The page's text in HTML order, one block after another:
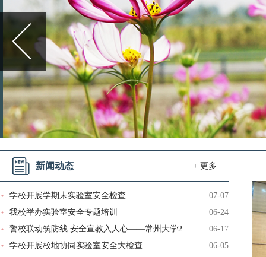
新闻动态 + 更多
学校开展学期末实验室安全检查
07-07
我校举办实验室安全专题培训
06-24
警校联动筑防线 安全宣教入人心——常州大学2...
06-17
学校开展校地协同实验室安全大检查
06-05